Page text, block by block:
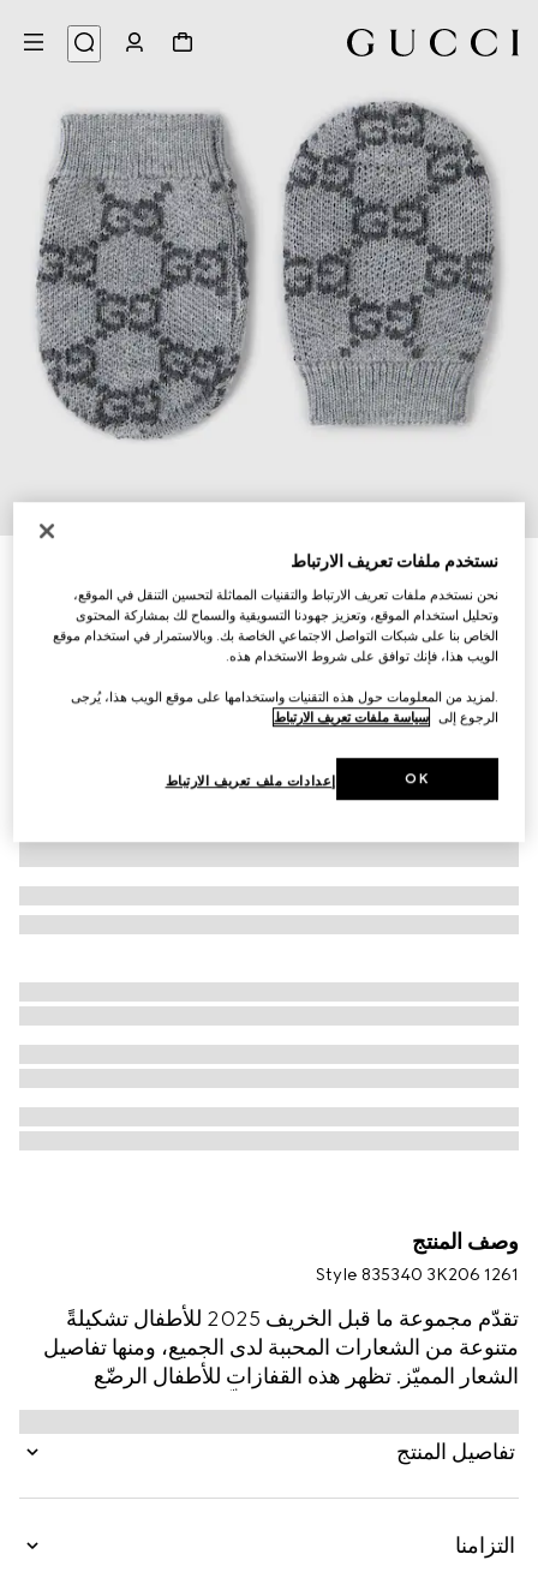
قفازات من الصوف بنقش GG للأطفال الرضّع
SAR 850
تنويعاترمادي ورمادي داكن
وصف المنتج
Style ‎835340 3K206 1261
تقدّم مجموعة ما قبل الخريف 2025 للأطفال تشكيلةً
متنوعة من الشعارات المحببة لدى الجميع، ومنها تفاصيل
الشعار المميّز. تظهر هذه القفازات للأطفال الرضّع
بالصوف بنقش GG مع تقليم مضلّع بلون موحّد.
تفاصيل المنتج
التزامنا
نستخدم ملفات تعريف الارتباط
نحن نستخدم ملفات تعريف الارتباط والتقنيات المماثلة لتحسين التنقل في الموقع،
وتحليل استخدام الموقع، وتعزيز جهودنا التسويقية والسماح لك بمشاركة المحتوى
الخاص بنا على شبكات التواصل الاجتماعي الخاصة بك. وبالاستمرار في استخدام موقع
الويب هذا، فإنك توافق على شروط الاستخدام هذه.
.لمزيد من المعلومات حول هذه التقنيات واستخدامها على موقع الويب هذا، يُرجى
الرجوع إلى سياسة ملفات تعريف الارتباط
إعدادات ملف تعريف الارتباط OK